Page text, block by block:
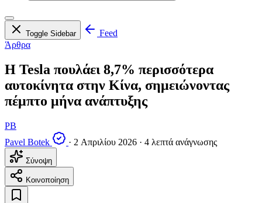
Toggle Sidebar
Feed
Άρθρα
Η Tesla πουλάει 8,7% περισσότερα
αυτοκίνητα στην Κίνα, σημειώνοντας
πέμπτο μήνα ανάπτυξης
PB
Pavel Botek
· 2 Απριλίου 2026 · 4 λεπτά ανάγνωσης
Σύνοψη
Κοινοποίηση